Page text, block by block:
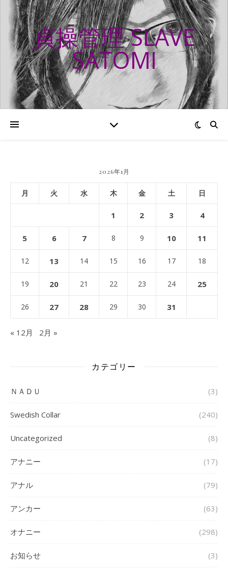
貞操管理 SLAVE
SATOMI
2026年1月
月 火 水 木 金 土 日
1 2 3 4
5 6 7 8 9 10 11
12 13 14 15 16 17 18
19 20 21 22 23 24 25
26 27 28 29 30 31
« 12月 2月 »
カテゴリー
ＮＡＤＵ (3)
Swedish Collar (240)
Uncategorized (8)
アナニー (17)
アナル (79)
アンカー (63)
オナニー (298)
お知らせ (3)